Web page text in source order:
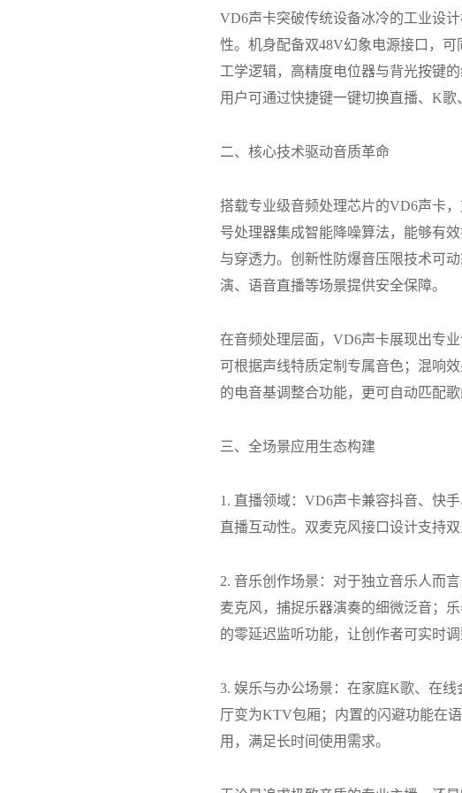
VD6声卡突破传统设备冰冷的工业设
性。机身配备双48V幻象电源接口，
工学逻辑，高精度电位器与背光按键
用户可通过快捷键一键切换直播、K歌
二、核心技术驱动音质革命
搭载专业级音频处理芯片的VD6声卡
号处理器集成智能降噪算法， 能够有
与穿透力。创新性防爆音压限技术可
演、语音直播等场景提供安全保障。
在音频处理层面， VD6声卡展现出专业
可根据声线特质定制专属音色；混响效
的电音基调整合功能，更可自动匹配
三、全场景应用生态构建
1. 直播领域： VD6声卡兼容抖音、快手
直播互动性。双麦克风接口设计支持
2. 音乐创作场景：对于独立音乐人而言
麦克风，捕捉乐器演奏的细微泛音；
的零延迟监听功能，让创作者可实时
3. 娱乐与办公场景：在家庭K歌、在线
厅变为KTV包厢；内置的闪避功能在
用，满足长时间使用需求。